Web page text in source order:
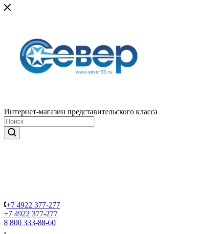
Интернет-магазин представительского класса
+7 4922 377-277
+7 4922 377-277
8 800 333-88-60